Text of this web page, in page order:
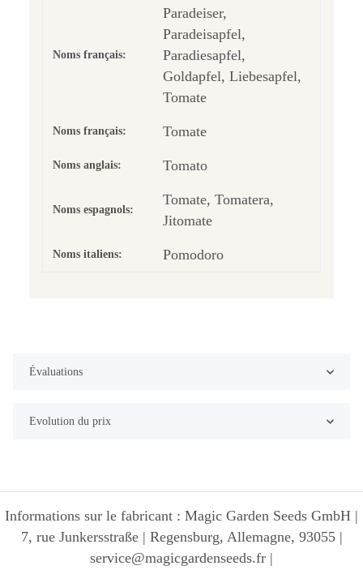
Noms français:
Paradeiser,
Paradeisapfel,
Paradiesapfel,
Goldapfel, Liebesapfel,
Tomate
Noms français: Tomate
Noms anglais: Tomato
Noms espagnols:
Tomate, Tomatera,
Jitomate
Noms italiens: Pomodoro
Évaluations
Evolution du prix
Informations sur le fabricant : Magic Garden Seeds GmbH |
7, rue Junkersstraße | Regensburg, Allemagne, 93055 |
service@magicgardenseeds.fr |